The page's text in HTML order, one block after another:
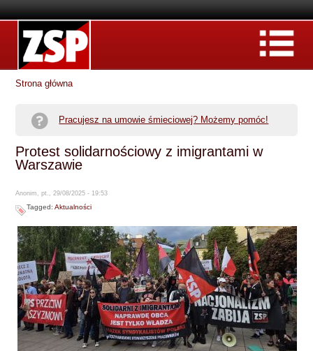
Strona główna
Pracujesz na umowie śmieciowej? Możemy pomóc!
Protest solidarnościowy z imigrantami w
Warszawie
Anonim, pt., 29/08/2025 - 19:53
Tagged:Aktualności